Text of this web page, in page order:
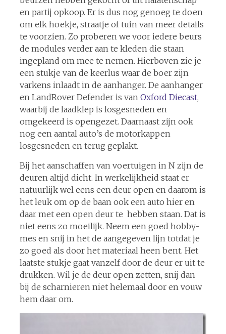
en partij opkoop. Er is dus nog genoeg te doen
om elk hoekje, straatje of tuin van meer details
te voorzien. Zo proberen we voor iedere beurs
de modules verder aan te kleden die staan
ingepland om mee te nemen. Hierboven zie je
een stukje van de keerlus waar de boer zijn
varkens inlaadt in de aanhanger. De aanhanger
en LandRover Defender is van Oxford Diecast,
waarbij de laadklep is losgesneden en
omgekeerd is opengezet. Daarnaast zijn ook
nog een aantal auto’s de motorkappen
losgesneden en terug geplakt.
Bij het aanschaffen van voertuigen in N zijn de
deuren altijd dicht. In werkelijkheid staat er
natuurlijk wel eens een deur open en daarom is
het leuk om op de baan ook een auto hier en
daar met een open deur te hebben staan. Dat is
niet eens zo moeilijk. Neem een goed hobby-
mes en snij in het de aangegeven lijn totdat je
zo goed als door het materiaal heen bent. Het
laatste stukje gaat vanzelf door de deur er uit te
drukken. Wil je de deur open zetten, snij dan
bij de scharnieren niet helemaal door en vouw
hem daar om.